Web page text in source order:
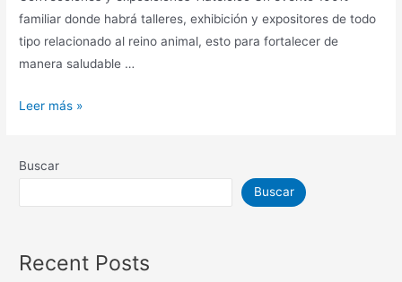
familiar donde habrá talleres, exhibición y expositores de todo
tipo relacionado al reino animal, esto para fortalecer de
manera saludable …
Leer más »
Buscar
Buscar
Recent Posts